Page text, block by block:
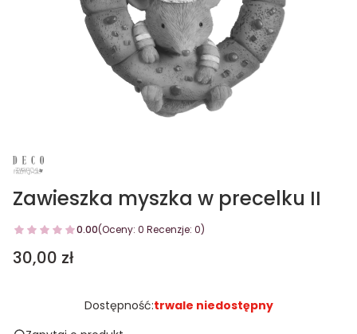
Zawieszka myszka w precelku II
0.00(Oceny: 0 Recenzje: 0)
Cena
30,00 zł
Dostępność:trwale niedostępny